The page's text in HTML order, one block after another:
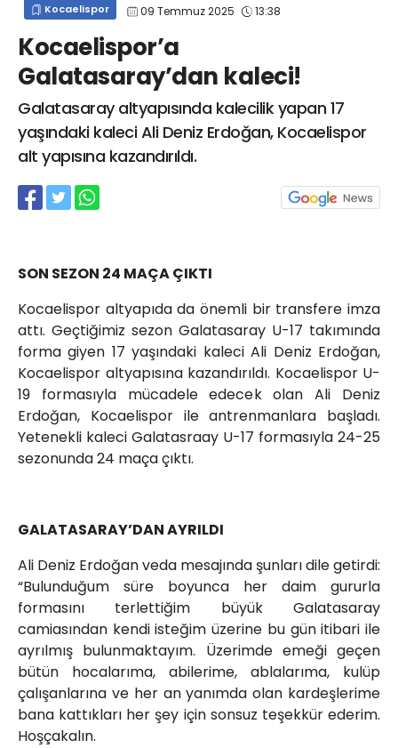
Kocaelispor 09 Temmuz 2025 13:38
Kocaelispor’a
Galatasaray’dan kaleci!
Galatasaray altyapısında kalecilik yapan 17
yaşındaki kaleci Ali Deniz Erdoğan, Kocaelispor
alt yapısına kazandırıldı.
SON SEZON 24 MAÇA ÇIKTI
Kocaelispor altyapıda da önemli bir transfere imza
attı. Geçtiğimiz sezon Galatasaray U-17 takımında
forma giyen 17 yaşındaki kaleci Ali Deniz Erdoğan,
Kocaelispor altyapısına kazandırıldı. Kocaelispor U-
19 formasıyla mücadele edecek olan Ali Deniz
Erdoğan, Kocaelispor ile antrenmanlara başladı.
Yetenekli kaleci Galatasraay U-17 formasıyla 24-25
sezonunda 24 maça çıktı.
GALATASARAY’DAN AYRILDI
Ali Deniz Erdoğan veda mesajında şunları dile getirdi:
“Bulunduğum süre boyunca her daim gururla
formasını terlettiğim büyük Galatasaray
camiasından kendi isteğim üzerine bu gün itibari ile
ayrılmış bulunmaktayım. Üzerimde emeği geçen
bütün hocalarıma, abilerime, ablalarıma, kulüp
çalışanlarına ve her an yanımda olan kardeşlerime
bana kattıkları her şey için sonsuz teşekkür ederim.
Hoşçakalın.
info@spor41.com